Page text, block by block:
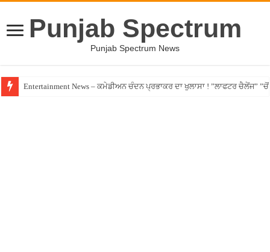
Punjab Spectrum
Punjab Spectrum News
Entertainment News – ਕਮੇਡੀਅਨ ਚੰਦਨ ਪ੍ਰਭਾਕਰ ਦਾ ਖੁਲਾਸਾ ! ”ਲਾਫਟਰ ਚੈਲੇਂਜ”